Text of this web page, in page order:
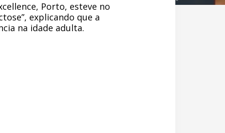
Porto, esteve no
explicando que a
na idade adulta.